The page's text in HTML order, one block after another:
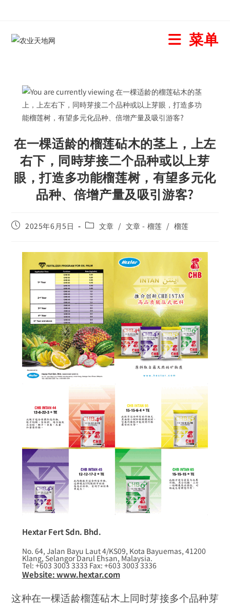
菜单
在一棵适龄的榴莲砧木的茎上，上左
右下，同時芽接二个品种或以上芽
眼，打造多功能榴莲树，有望多元化
品种、倍增产量及吸引游客?
2025年6月5日 文章 / 文章 - 榴莲 / 榴莲
Hextar Fert Sdn. Bhd.
No. 64, Jalan Bayu Laut 4/KS09, Kota Bayuemas, 41200
Klang, Selangor Darul Ehsan, Malaysia.
Tel: +603 3003 3333 Fax: +603 3003 3336
Website: www.hextar.com
这种在一棵适龄榴莲砧木上同时芽接多个品种芽